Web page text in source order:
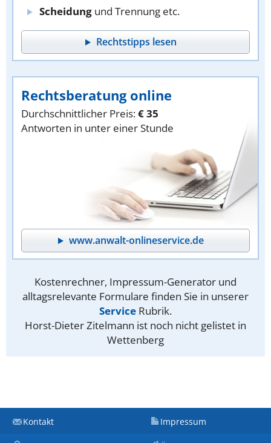
Scheidung und Trennung etc.
Rechtstipps lesen
Rechtsberatung online
Durchschnittlicher Preis:€ 35
Antworten in unter einer Stunde
www.anwalt-onlineservice.de
Kostenrechner, Impressum-Generator und
alltagsrelevante Formulare finden Sie in unserer
Service Rubrik.
Horst-Dieter Zitelmann ist noch nicht gelistet in
Wettenberg
Kontakt Impressum